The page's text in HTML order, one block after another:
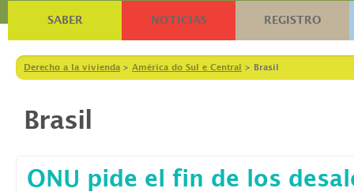
SABER NOTICIAS REGISTRO
Derecho a la vivienda > América do Sul e Central > Brasil
Brasil
ONU pide el fin de los